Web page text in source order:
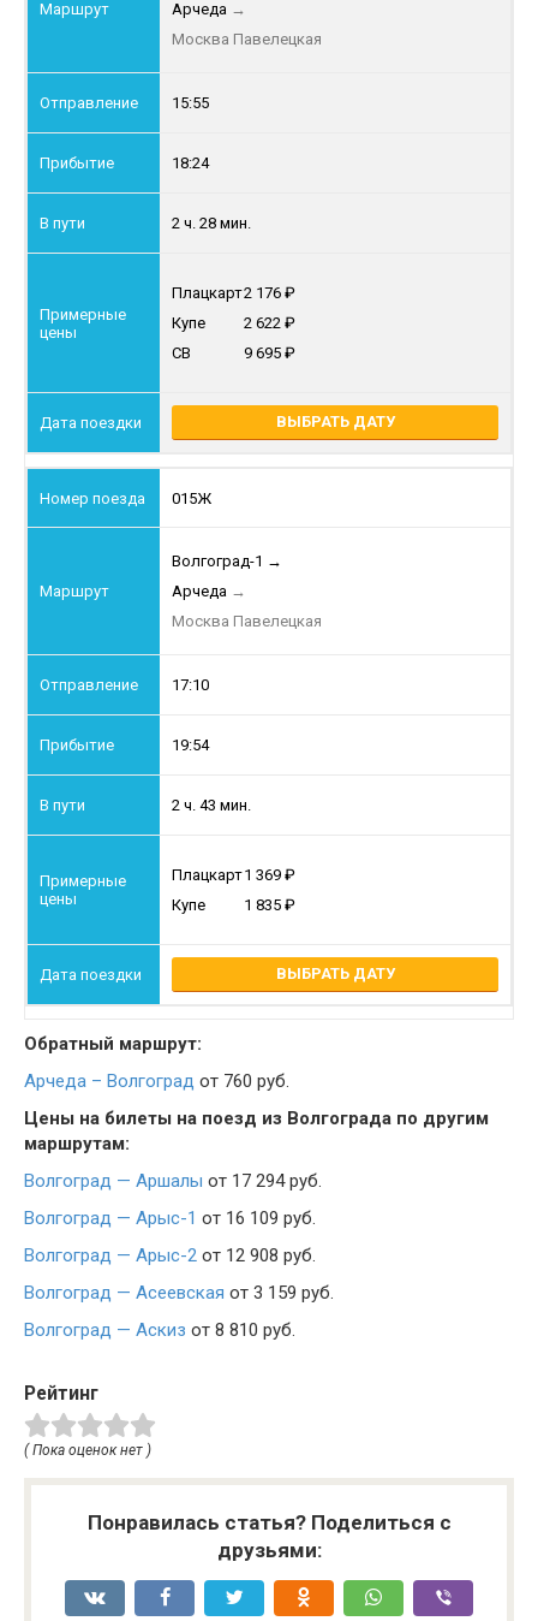
Арчеда →
Москва Павелецкая
15:55
18:24
2 ч. 28 мин.
Плацкарт2 176
Купе
2 622
СВ
9 695
ВЫБРАТЬ ДАТУ
015Ж
Волгоград-1 →
Арчеда →
Москва Павелецкая
17:10
19:54
2 ч. 43 мин.
Плацкарт1 369
Купе
1 835
ВЫБРАТЬ ДАТУ
Обратный маршрут:
Арчеда – Волгоград от 760 руб.
Цены на билеты на поезд из Волгограда по другим
маршрутам:
Волгоград — Аршалы от 17 294 руб.
Волгоград — Арыс-1 от 16 109 руб.
Волгоград — Арыс-2 от 12 908 руб.
Волгоград — Асеевская от 3 159 руб.
Волгоград — Аскиз от 8 810 руб.
Рейтинг
( Пока оценок нет )
Понравилась статья? Поделиться с
друзьями: